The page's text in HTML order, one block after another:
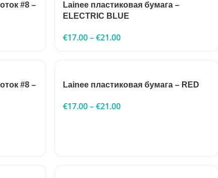
#8 –
Lainee пластиковая бумага –
ELECTRIC BLUE
€17.00–€21.00
#8 –
Lainee пластиковая бумага – RED
€17.00–€21.00